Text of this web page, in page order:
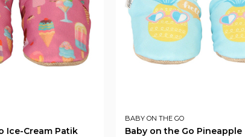
Ice-Cream Patik
BABY ON THE GO
Baby on the Go Pineapple